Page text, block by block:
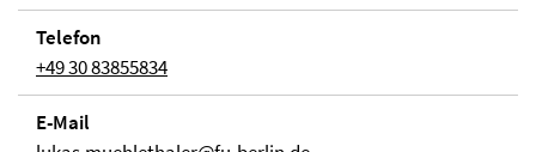
Telefon
+49 30 83855834
E-Mail